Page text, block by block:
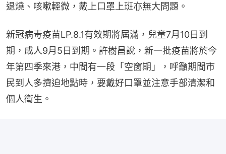
退燒、咳嗽輕微，戴上口罩上班亦無大問題。
新冠病毒疫苗LP.8.1有效期將屆滿，兒童7月10日到
期，成人9月5日到期。許樹昌說，新一批疫苗將於今
年第四季來港，中間有一段「空窗期」，呼籲期間市
民到人多擠迫地點時，要戴好口罩並注意手部清潔和
個人衛生。